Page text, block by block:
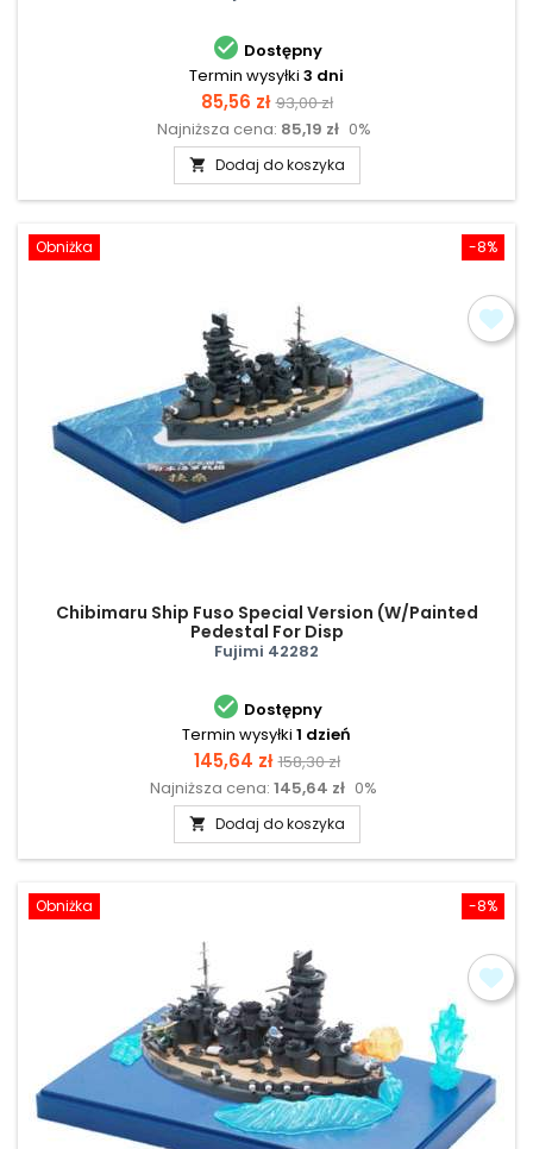
 Dostępny
Termin wysyłki 3 dni
Cena
85,56 zł Cena
podstawowa
93,00 zł
Najniższa cena: 85,19 zł 0%
 Dodaj do koszyka
-8%
Obniżka
Chibimaru Ship Fuso Special Version (W/Painted
Pedestal For Disp
Fujimi 42282
 Dostępny
Termin wysyłki 1 dzień
Cena
145,64 zł Cena
podstawowa
158,30 zł
Najniższa cena: 145,64 zł 0%
 Dodaj do koszyka
-8%
Obniżka